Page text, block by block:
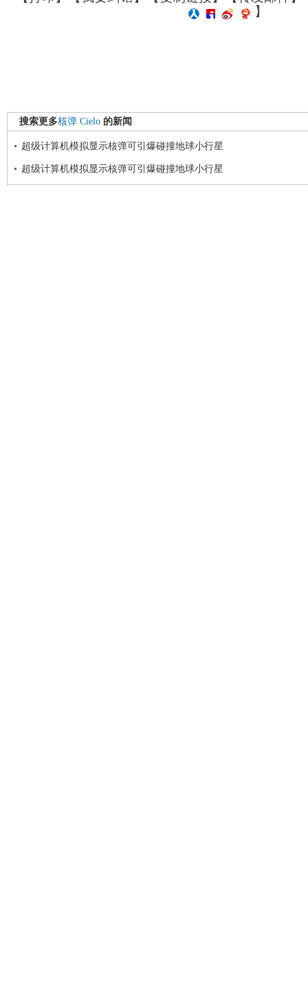
】
搜索更多核弹 Cielo 的新闻
超级计算机模拟显示核弹可引爆碰撞地球小行星
超级计算机模拟显示核弹可引爆碰撞地球小行星